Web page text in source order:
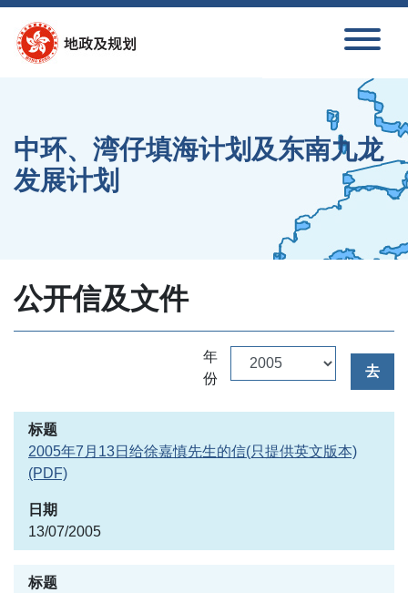
中环、湾仔填海计划及东南九龙
发展计划
公开信及文件
年
份
去
2005年7月13日给徐嘉慎先生的信(只提供英文版本)
(PDF)
13/07/2005